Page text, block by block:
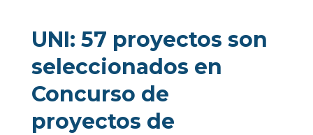
UNI: 57 proyectos son
seleccionados en
Concurso de
proyectos de